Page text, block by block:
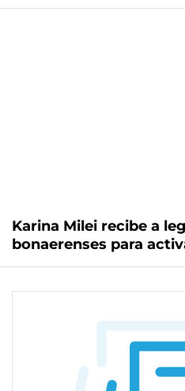
Karina Milei recibe a
bonaerenses para